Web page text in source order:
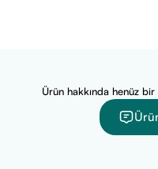
Ürün hakkında henüz